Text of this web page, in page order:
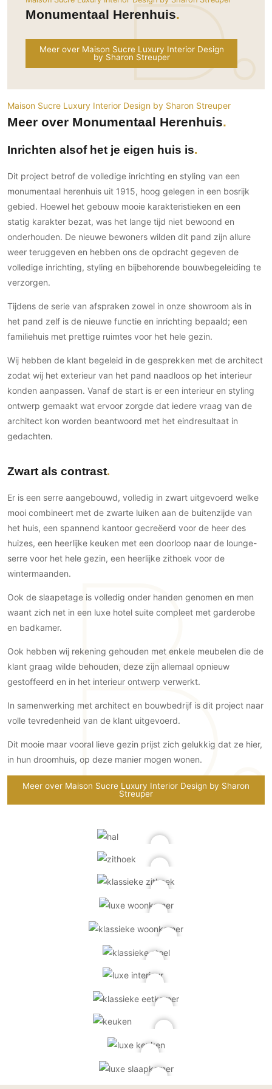
Woondecoratie
Inrichting
Verlichting
Haarden
Glas
Trappen
Keuken
Keukenapparatuur
Keukenbladen
Keukenaccessoires
Keukenkranen
Stalen deuren
Systeemwanden
Deurbeslag
Meubelbeslag
Vloer
Beton Ciré vloeren
PVC vloeren
Gietvloeren
Houten vloeren
Natuursteen en keramiek vloeren
Vloerkleden
Afwerking
Wandafwerking
Behang / Wandtextiel
Leer
Schilderwerk
Stucwerk
Ramen
Deursystemen
Glazen wandsystemen
Zonwering
Overig
Autolift
3D visualisaties
Gevel
Gevelbekleding
Houten gevelbekleding
Stucwerk
Tuinmeubelen
Zwemmen
Zwembad en zwemvijver
Vloer
Buitenvloeren
Houten buitenvloeren
Natuursteen en keramiek
buitenvloeren
Vlonders
Zonwering
Zonwering buiten
Kinderkamer
Slaapkamer
Werkkamer
Woonkamer
Buitenkijken
Terrasoverkapping
Tuin
Villa
Zwembad
Horeca
Kantoor
Monumentaal Herenhuis
Meer over Maison Sucre Luxury Interior Design
by Sharon Streuper
Maison Sucre Luxury Interior Design by Sharon Streuper
Meer over Monumentaal Herenhuis
Inrichten alsof het je eigen huis is
Dit project betrof de volledige inrichting en styling van een
monumentaal herenhuis uit 1915, hoog gelegen in een bosrijk
gebied. Hoewel het gebouw mooie karakteristieken en een
statig karakter bezat, was het lange tijd niet bewoond en
onderhouden. De nieuwe bewoners wilden dit pand zijn allure
weer teruggeven en hebben ons de opdracht gegeven de
volledige inrichting, styling en bijbehorende bouwbegeleiding te
verzorgen.
Tijdens de serie van afspraken zowel in onze showroom als in
het pand zelf is de nieuwe functie en inrichting bepaald; een
familiehuis met prettige ruimtes voor het hele gezin.
Wij hebben de klant begeleid in de gesprekken met de architect
zodat wij het exterieur van het pand naadloos op het interieur
konden aanpassen. Vanaf de start is er een interieur en styling
ontwerp gemaakt wat ervoor zorgde dat iedere vraag van de
architect kon worden beantwoord met het eindresultaat in
gedachten.
Zwart als contrast
Er is een serre aangebouwd, volledig in zwart uitgevoerd welke
mooi combineert met de zwarte luiken aan de buitenzijde van
het huis, een spannend kantoor gecreëerd voor de heer des
huizes, een heerlijke keuken met een doorloop naar de lounge-
serre voor het hele gezin, een heerlijke zithoek voor de
wintermaanden.
Ook de slaapetage is volledig onder handen genomen en men
waant zich net in een luxe hotel suite compleet met garderobe
en badkamer.
Ook hebben wij rekening gehouden met enkele meubelen die de
klant graag wilde behouden, deze zijn allemaal opnieuw
gestoffeerd en in het interieur ontwerp verwerkt.
In samenwerking met architect en bouwbedrijf is dit project naar
volle tevredenheid van de klant uitgevoerd.
Dit mooie maar vooral lieve gezin prijst zich gelukkig dat ze hier,
in hun droomhuis, op deze manier mogen wonen.
Meer over Maison Sucre Luxury Interior Design by Sharon
Streuper